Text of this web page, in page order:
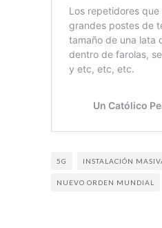
5G INSTALACIÓN
NUEVO ORDEN MUNDIAL